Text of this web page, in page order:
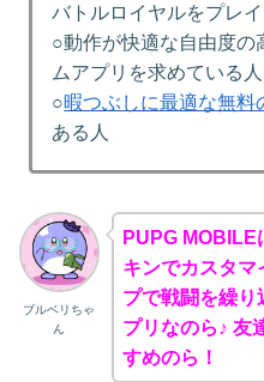
バトルロイヤルをプレ
○動作が快適な自由度の
ムアプリを求めている人
○暇つぶしに最適な無料
ある人
ブルベリちゃ
ん
PUPG MOBILE
キンでカスタマ
プで戦闘を繰り
プリなのら♪ 友
すめのら！